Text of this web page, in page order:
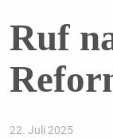
Ruf
22. Juli 2025